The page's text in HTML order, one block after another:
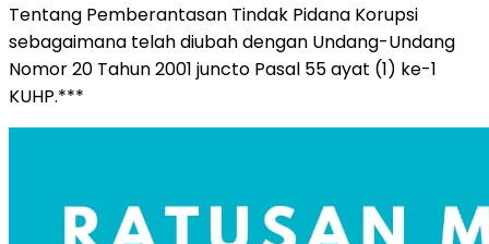
Tentang Pemberantasan Tindak Pidana Korupsi
sebagaimana telah diubah dengan Undang-Undang
Nomor 20 Tahun 2001 juncto Pasal 55 ayat (1) ke-1
KUHP.***